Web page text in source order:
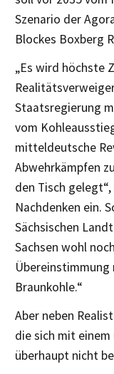
Szenario der
Blockes Boxberg
„Es wird höchste
Staatsregierung
vom
mitteldeutsche
Abwehrkämpfen
den Tisch
Nachdenken ein.
Sächsischen
Sachsen wohl
Übereinstimmung
Braunkohle.“
Aber neben
die sich mit
überhaupt nicht